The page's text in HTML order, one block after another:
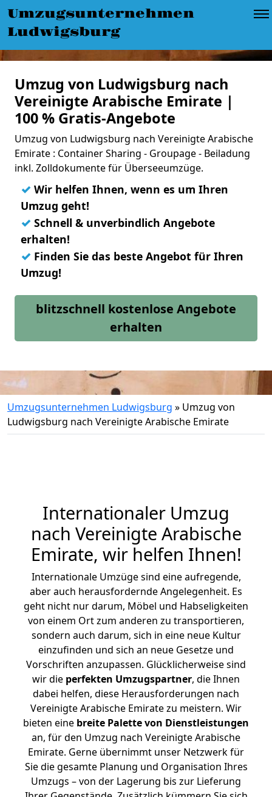
Umzugsunternehmen
Ludwigsburg
Umzug von Ludwigsburg nach
Vereinigte Arabische Emirate |
100 % Gratis-Angebote
Umzug von Ludwigsburg nach Vereinigte Arabische
Emirate : Container Sharing - Groupage - Beiladung
inkl. Zolldokumente für Überseeumzüge.
✓ Wir helfen Ihnen, wenn es um Ihren
Umzug geht!
✓ Schnell & unverbindlich Angebote
erhalten!
✓ Finden Sie das beste Angebot für Ihren
Umzug!
blitzschnell kostenlose Angebote
erhalten
Umzugsunternehmen Ludwigsburg » Umzug von
Ludwigsburg nach Vereinigte Arabische Emirate
Internationaler Umzug
nach Vereinigte Arabische
Emirate, wir helfen Ihnen!
Internationale Umzüge sind eine aufregende,
aber auch herausfordernde Angelegenheit. Es
geht nicht nur darum, Möbel und Habseligkeiten
von einem Ort zum anderen zu transportieren,
sondern auch darum, sich in eine neue Kultur
einzufinden und sich an neue Gesetze und
Vorschriften anzupassen. Glücklicherweise sind
wir die perfekten Umzugspartner, die Ihnen
dabei helfen, diese Herausforderungen nach
Vereinigte Arabische Emirate zu meistern. Wir
bieten eine breite Palette von Dienstleistungen
an, für den Umzug nach Vereinigte Arabische
Emirate. Gerne übernimmt unser Netzwerk für
Sie die gesamte Planung und Organisation Ihres
Umzugs – von der Lagerung bis zur Lieferung